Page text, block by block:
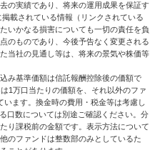
の実績であり、将来の運用成果を保証す
載されている情報（リンクされている
いかなる損害についても一切の責任を負
のものであり、今後予告なく変更される
当社の見通し等は、将来の景気や株価等
み基準価額は信託報酬控除後の価額で
1万口当たりの価額を、それ以外のファ
ます。換金時の費用・税金等は考慮し
口数については別途ご確認ください。分
り課税前の金額です。表示方法について
のファンドは整数部のみとしているた